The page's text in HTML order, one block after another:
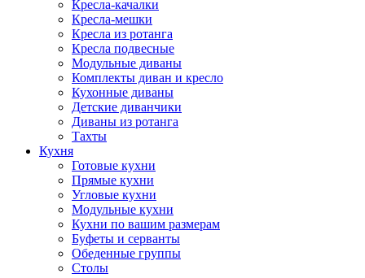
Кресла-качалки
Кресла-мешки
Кресла из ротанга
Кресла подвесные
Модульные диваны
Комплекты диван и кресло
Кухонные диваны
Детские диванчики
Диваны из ротанга
Тахты
Кухня
Готовые кухни
Прямые кухни
Угловые кухни
Модульные кухни
Кухни по вашим размерам
Буфеты и серванты
Обеденные группы
Столы